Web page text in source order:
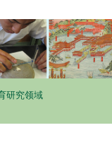
研究领域